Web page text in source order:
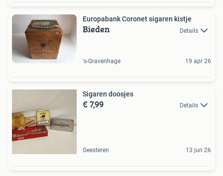
Europabank Coronet sigaren kistje
Bieden Details
's-Gravenhage 19 apr 26
Sigaren doosjes
€ 7,99 Details
Geesteren 13 jun 26